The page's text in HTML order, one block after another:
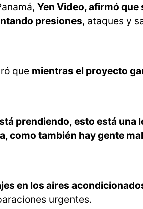
Yen Video, afirmó
presiones, ataques y
que mientras el proyecto
prendiendo, esto está una
como también hay gente
en los aires
urgentes.